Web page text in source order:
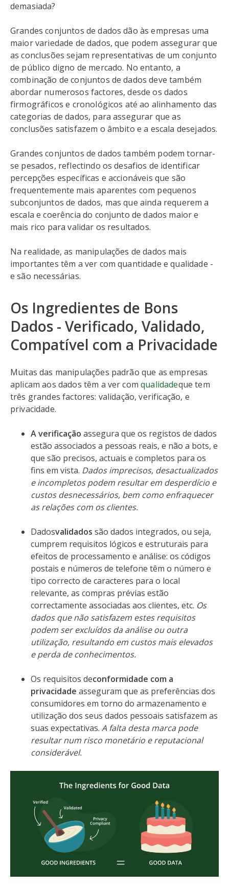
demasiada?
Grandes conjuntos de dados dão às empresas uma
maior variedade de dados, que podem assegurar que
as conclusões sejam representativas de um conjunto
de público digno de mercado. No entanto, a
combinação de conjuntos de dados deve também
abordar numerosos factores, desde os dados
firmográficos e cronológicos até ao alinhamento das
categorias de dados, para assegurar que as
conclusões satisfazem o âmbito e a escala desejados.
Grandes conjuntos de dados também podem tornar-
se pesados, reflectindo os desafios de identificar
percepções específicas e accionáveis que são
frequentemente mais aparentes com pequenos
subconjuntos de dados, mas que ainda requerem a
escala e coerência do conjunto de dados maior e
mais rico para validar os resultados.
Na realidade, as manipulações de dados mais
importantes têm a ver com quantidade e qualidade -
e são necessárias.
Os Ingredientes de Bons
Dados - Verificado, Validado,
Compatível com a Privacidade
Muitas das manipulações padrão que as empresas
aplicam aos dados têm a ver com qualidadeque tem
três grandes factores: validação, verificação, e
privacidade.
A verificação assegura que os registos de dados
estão associados a pessoas reais, e não a bots, e
que são precisos, actuais e completos para os
fins em vista. Dados imprecisos, desactualizados
e incompletos podem resultar em desperdício e
custos desnecessários, bem como enfraquecer
as relações com os clientes.
Dadosvalidados são dados integrados, ou seja,
cumprem requisitos lógicos e estruturais para
efeitos de processamento e análise: os códigos
postais e números de telefone têm o número e
tipo correcto de caracteres para o local
relevante, as compras prévias estão
correctamente associadas aos clientes, etc. Os
dados que não satisfazem estes requisitos
podem ser excluídos da análise ou outra
utilização, resultando em custos mais elevados
e perda de conhecimentos.
Os requisitos deconformidade com a
privacidade asseguram que as preferências dos
consumidores em torno do armazenamento e
utilização dos seus dados pessoais satisfazem as
suas expectativas. A falta desta marca pode
resultar num risco monetário e reputacional
considerável.